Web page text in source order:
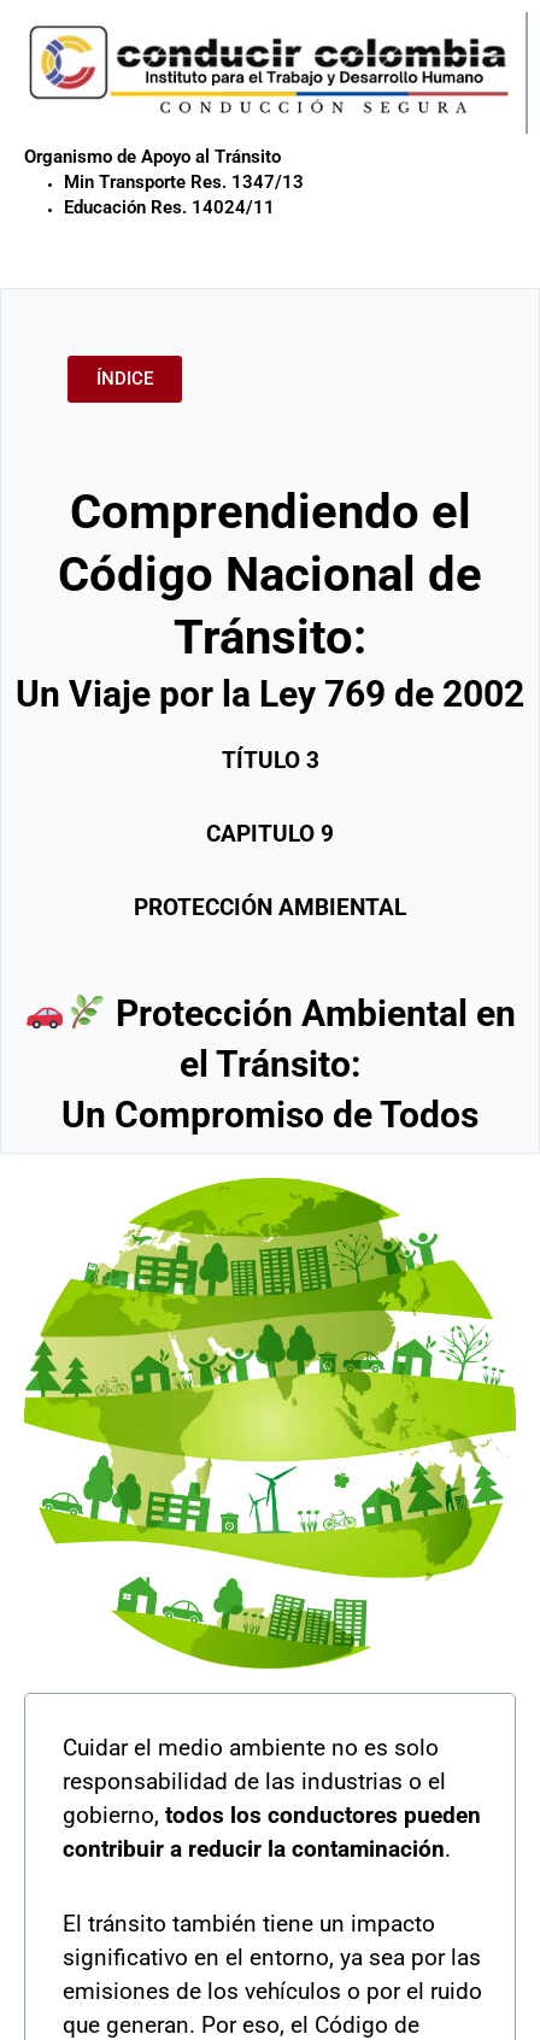
Organismo de Apoyo al Tránsito
Min Transporte Res. 1347/13
Educación Res. 14024/11
ÍNDICE
Comprendiendo el
Código Nacional de
Tránsito:
Un Viaje por la Ley 769 de 2002
TÍTULO 3
CAPITULO 9
PROTECCIÓN AMBIENTAL
Protección Ambiental en
el Tránsito:
Un Compromiso de Todos
Cuidar el medio ambiente no es solo
responsabilidad de las industrias o el
gobierno, todos los conductores pueden
contribuir a reducir la contaminación.
El tránsito también tiene un impacto
significativo en el entorno, ya sea por las
emisiones de los vehículos o por el ruido
que generan. Por eso, el Código de